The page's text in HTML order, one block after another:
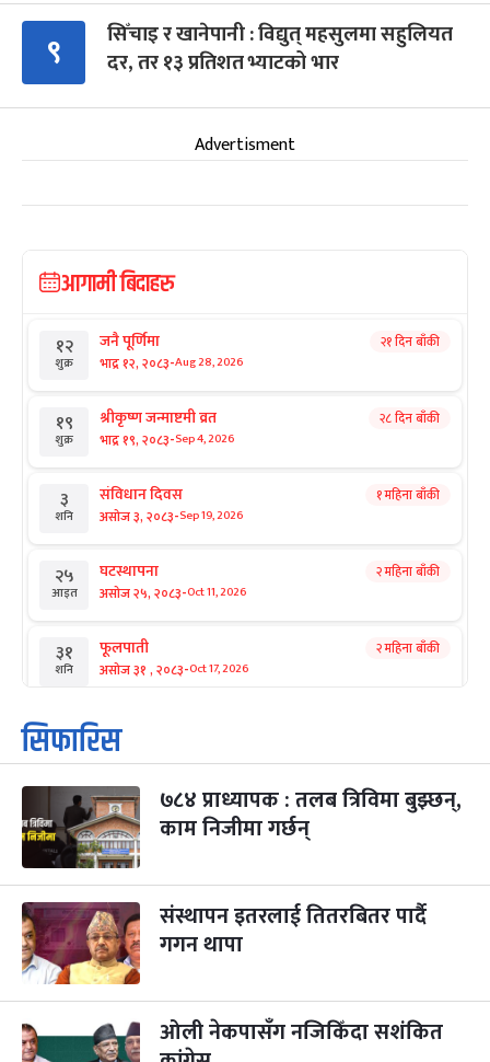
९
सिँचाइ र खानेपानी : विद्युत् महसुलमा सहुलियत
दर, तर १३ प्रतिशत भ्याटको भार
Advertisment
आगामी बिदाहरु
१२
शुक्र
जनै पूर्णिमा
भाद्र १२, २०८३-Aug 28, 2026
२१ दिन बाँकी
१९
शुक्र
श्रीकृष्ण जन्माष्टमी व्रत
भाद्र १९, २०८३-Sep 4, 2026
२८ दिन बाँकी
३
शनि
संविधान दिवस
असोज ३, २०८३-Sep 19, 2026
१ महिना बाँकी
२५
आइत
घटस्थापना
असोज २५, २०८३-Oct 11, 2026
२ महिना बाँकी
३१
शनि
फूलपाती
असोज ३१ , २०८३-Oct 17, 2026
२ महिना बाँकी
१
आइत
कार्तिक सङ्क्रान्ति
कार्तिक १, २०८३
३
मंगल
महानवमी
कार्तिक ३, २०८३-Oct 20, 2026
२ महिना बाँकी
४
बुध कार्तिक ४, २०८३
५
बिहि
पापा‌ङ्कुशा एकादशी व्रत
कार्तिक ५, २०८३
२२ कुकुर तिहार
कार्तिक २२, २०८३-Nov 8, 2026
३ महिना बाँकी
सिफारिस
७८४ प्राध्यापक : तलब त्रिविमा बुझ्छन्,
काम निजीमा गर्छन्
संस्थापन इतरलाई तितरबितर पार्दै
गगन थापा
ओली नेकपासँग नजिकिँदा सशंकित